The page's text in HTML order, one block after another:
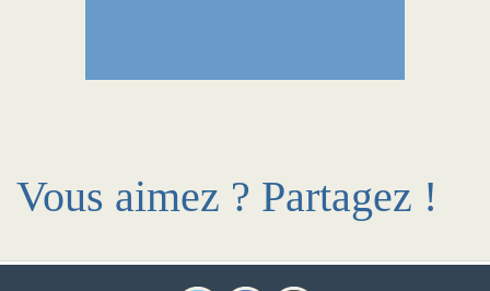
Vous aimez ? Partagez !